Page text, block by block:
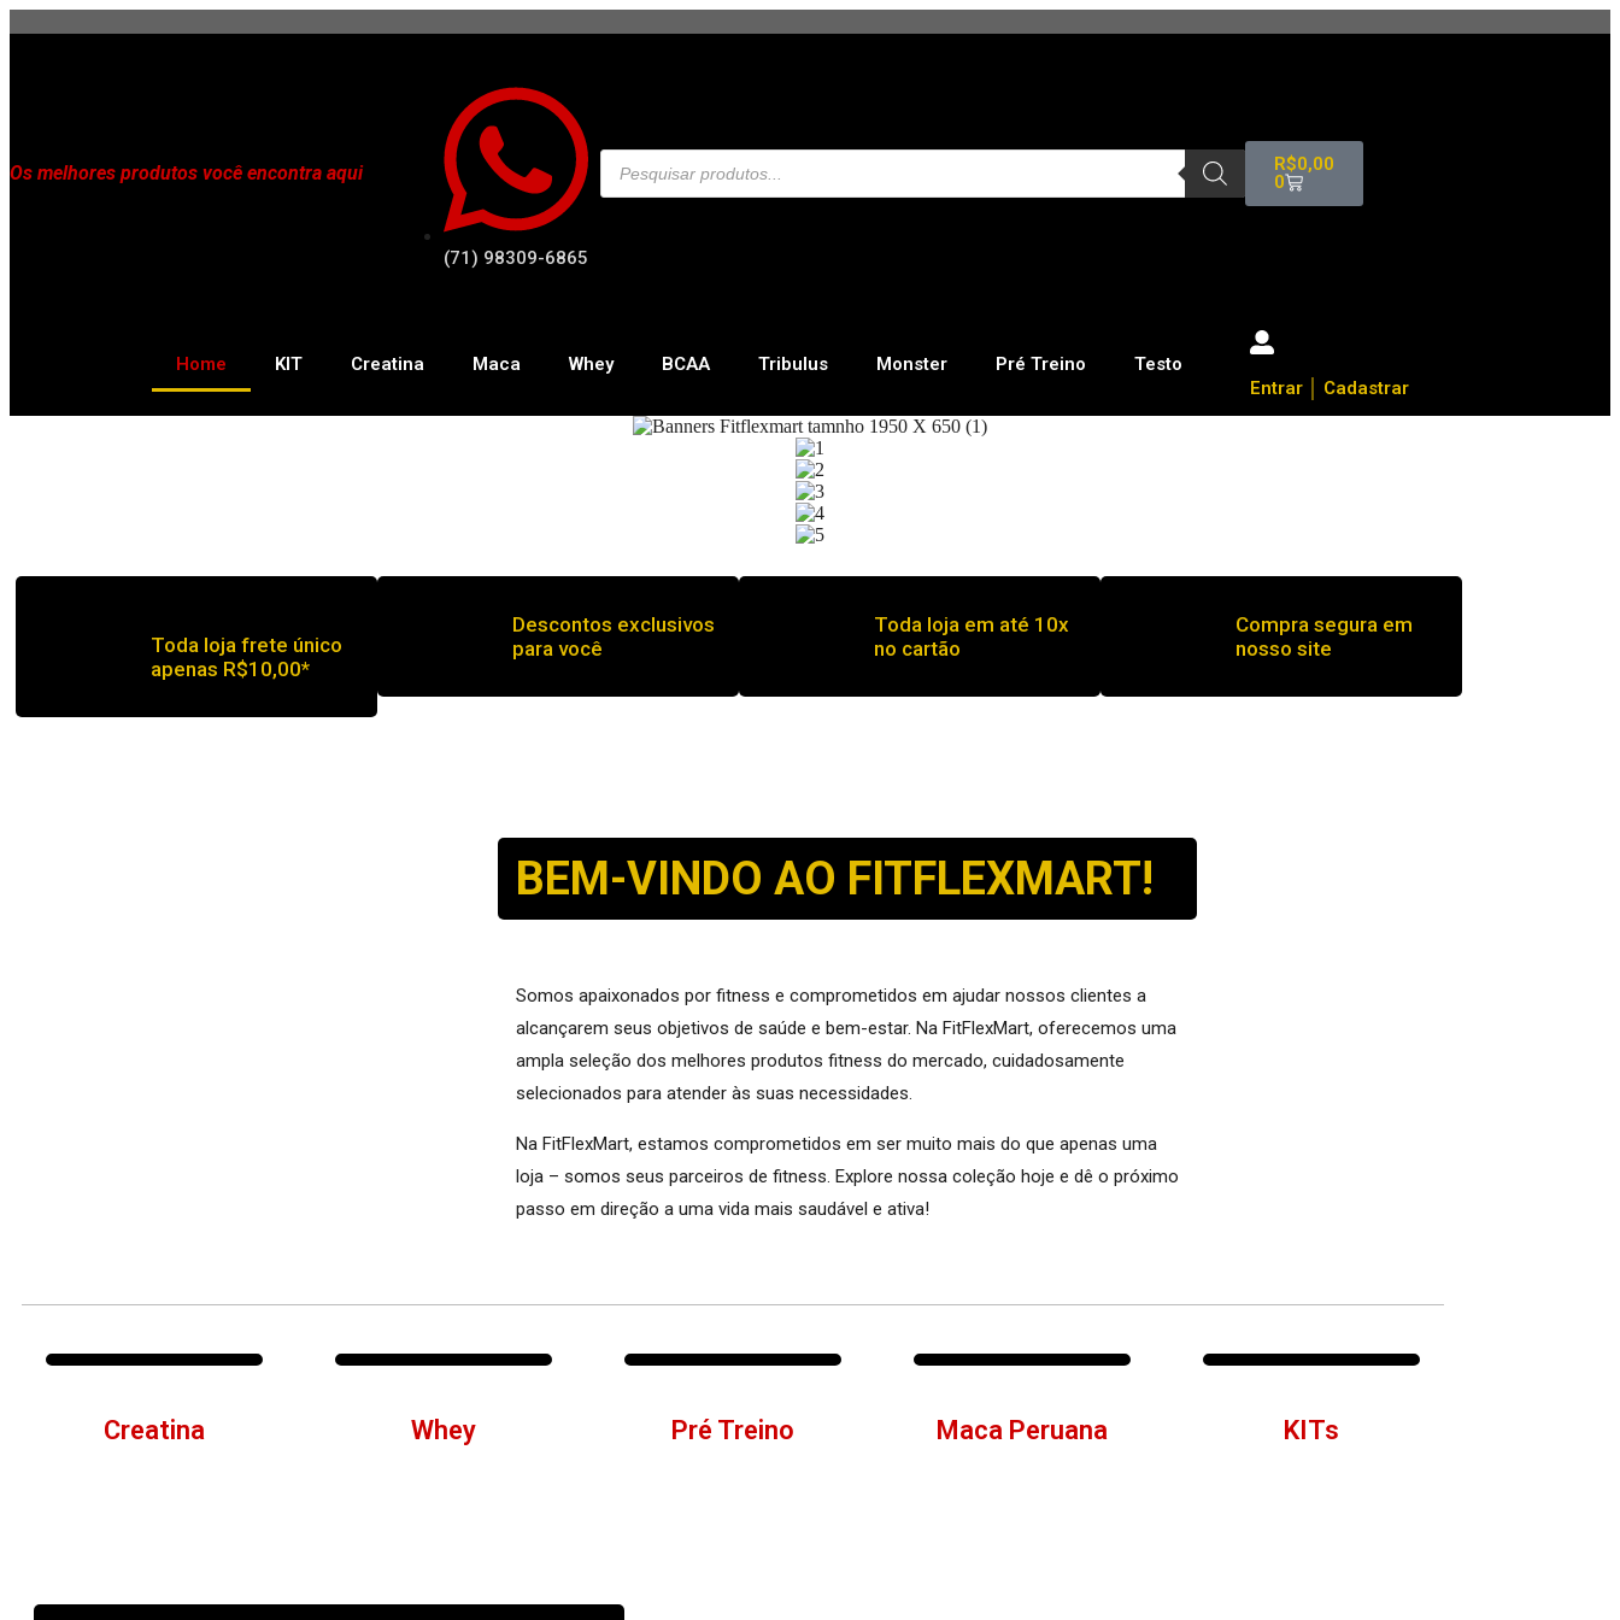
Os melhores produtos você encontra aqui
(71) 98309-6865
R$0,00
0
Home KIT Creatina Maca Whey BCAA Tribulus Monster Pré Treino
Testo
Entrar │ Cadastrar
Toda loja frete único
apenas R$10,00*
Descontos exclusivos
para você
Toda loja em até 10x
no cartão
Compra segura em
nosso site
BEM-VINDO AO FITFLEXMART!
Somos apaixonados por fitness e comprometidos em ajudar nossos clientes a
alcançarem seus objetivos de saúde e bem-estar. Na FitFlexMart, oferecemos uma
ampla seleção dos melhores produtos fitness do mercado, cuidadosamente
selecionados para atender às suas necessidades.
Na FitFlexMart, estamos comprometidos em ser muito mais do que apenas uma
loja – somos seus parceiros de fitness. Explore nossa coleção hoje e dê o próximo
passo em direção a uma vida mais saudável e ativa!
Creatina Whey Pré Treino Maca Peruana KITs